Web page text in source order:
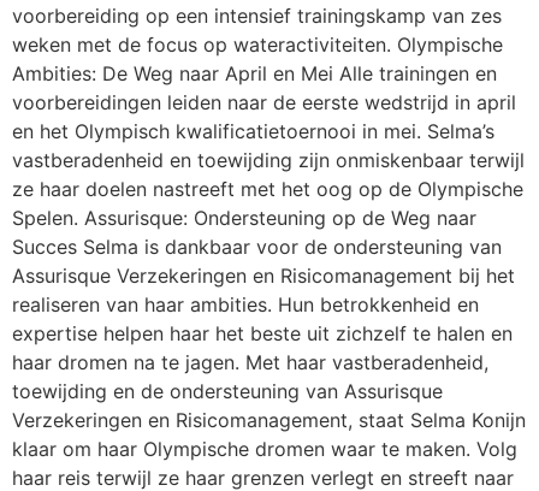
voorbereiding op een intensief trainingskamp van zes
weken met de focus op wateractiviteiten. Olympische
Ambities: De Weg naar April en Mei Alle trainingen en
voorbereidingen leiden naar de eerste wedstrijd in april
en het Olympisch kwalificatietoernooi in mei. Selma’s
vastberadenheid en toewijding zijn onmiskenbaar terwijl
ze haar doelen nastreeft met het oog op de Olympische
Spelen. Assurisque: Ondersteuning op de Weg naar
Succes Selma is dankbaar voor de ondersteuning van
Assurisque Verzekeringen en Risicomanagement bij het
realiseren van haar ambities. Hun betrokkenheid en
expertise helpen haar het beste uit zichzelf te halen en
haar dromen na te jagen. Met haar vastberadenheid,
toewijding en de ondersteuning van Assurisque
Verzekeringen en Risicomanagement, staat Selma Konijn
klaar om haar Olympische dromen waar te maken. Volg
haar reis terwijl ze haar grenzen verlegt en streeft naar